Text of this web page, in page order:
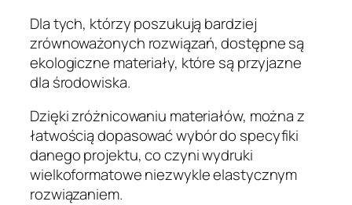
Dla tych, którzy poszukują bardziej
zrównoważonych rozwiązań, dostępne są
ekologiczne materiały, które są przyjazne
dla środowiska.
Dzięki zróżnicowaniu materiałów, można z
łatwością dopasować wybór do specyfiki
danego projektu, co czyni wydruki
wielkoformatowe niezwykle elastycznym
rozwiązaniem.